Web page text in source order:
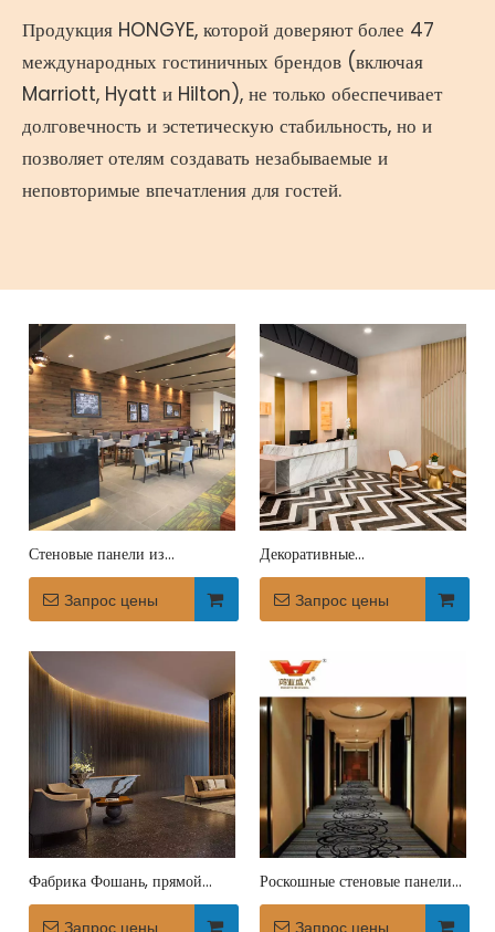
Продукция HONGYE, которой доверяют более 47
международных гостиничных брендов (включая
Marriott, Hyatt и Hilton), не только обеспечивает
долговечность и эстетическую стабильность, но и
позволяет отелям создавать незабываемые и
неповторимые впечатления для гостей.
Стеновые панели из
деревянного шпона для
бутик-отелей
Запрос цены
Декоративные
водонепроницаемые стеновые
панели отеля
Запрос цены
Фабрика Фошань, прямой
фон, внутренняя отделка,
Запрос цены
Роскошные стеновые панели
из массива дерева для
Запрос цены